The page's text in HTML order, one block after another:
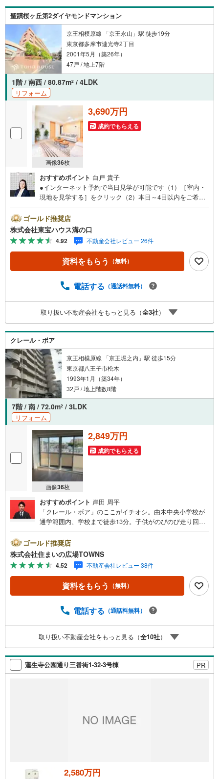
件の中から弊社の物件をご覧いただき、ありがとうござい
ます。心を込めてお手伝いさせて下さい
聖蹟桜ヶ丘第2ダイヤモンドマンション
京王相模原線 「京王永山」駅 徒歩19分
東京都多摩市連光寺2丁目
2001年5月（築26年）
47戸 / 地上7階
1階 / 南西 / 80.87m2 / 4LDK
リフォーム
画像36枚
3,690万円
成約でもらえる
おすすめポイント 白戸 貴子
●インターネット予約で当日見学が可能です（1）［室内・
現地を見学する］をクリック（2）本日～4日以内をご希望
い！●10:00～21:00はお電話でのお問い合わせがスムーズで
す。【Yahoo！ 不動産キャンペーン対象店舗】当店で物件
を成約するとPayPayポイントがもらえる「Yahoo！不動産
物件ご成約キャンペーン」の対象になります。「資料をも
らう」「見学予約をする」ボタンからお問い合わせくださ
い。※必ずYahoo！ JAPAN IDでログインしてください。※P
客様からのお言葉に感謝してこれからも楽しく素敵なお家
らまずは、お気軽に東宝ハウス溝の口に相談してみません
か？何も決まっていなくて大丈夫！まずはお客様の夢をお
聞かせ下さい！未来の「不安」を「安心」に変える「未来
カレンダー」もご来店時に好評です。スタッフ一同いつで
もお客様のお問合せをお待ちしております。
ゴールド推奨店
株式会社東宝ハウス溝の口
4.92 不動産会社レビュー 26件
資料をもらう （無料）
電話する （通話料無料）
取り扱い不動産会社をもっと見る（全3社）
クレール・ボア
京王相模原線 「京王堀之内」駅 徒歩15分
東京都八王子市松木
1993年1月（築34年）
32戸 / 地上階数8階
7階 / 南 / 72.0m2 / 3LDK
リフォーム
画像36枚
2,849万円
成約でもらえる
おすすめポイント 岸田 周平
「クレール・ボア」のここがイチオシ。由木中央小学校が
通学範囲内、学校まで徒歩13分。子供がのびのび走り回れ
ぜひ一度ご覧ください。宅配ボックスがあれば就寝中やリ
モートワークなど自宅にいても手が離せないときに、再配
達の手間なしに荷物を受け取れます。駅徒歩15分の場所に
ある物件です。動線を意識したデザインのシステムキッチ
ン付きで作業能率が上がります。駐車場利用代金は1ヵ月10
000円です。駅まで徒歩15分の物件です。来訪者の顔が見
しくなった住まいで生活を始めることができます。7.5平米
件の情報をご用意しています。こちらは南向きの物件で
す。ぜひ一度ご覧ください。この度は、数ある物件の中か
ら弊社の物件をご覧いただき、誠にありがとうございま
す。もし気になる点があればお気軽にお問い合わせくださ
い。お客様の理想の住まい探しを、心を込めてお手伝いさ
ゴールド推奨店
株式会社住まいの広場TOWNS
4.52 不動産会社レビュー 38件
資料をもらう （無料）
電話する （通話料無料）
取り扱い不動産会社をもっと見る（全10社）
蓮生寺公園通り三番街1-32-3号棟 PR
2,580万円